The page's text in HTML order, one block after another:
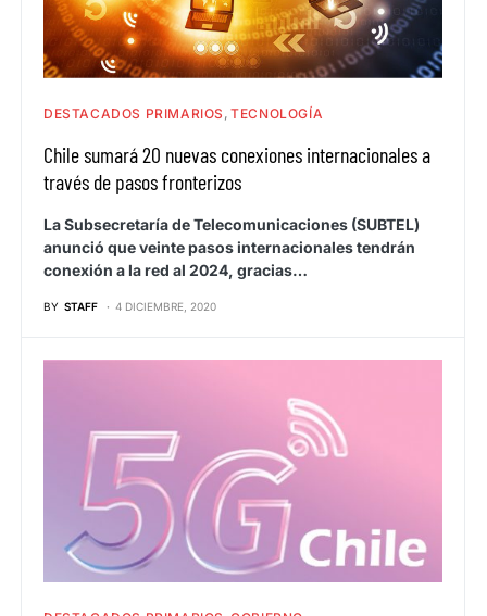
DESTACADOS PRIMARIOS TECNOLOGÍA
Chile sumará 20 nuevas conexiones internacionales a
través de pasos fronterizos
La Subsecretaría de Telecomunicaciones (SUBTEL)
anunció que veinte pasos internacionales tendrán
conexión a la red al 2024, gracias…
BY STAFF 4 DICIEMBRE, 2020